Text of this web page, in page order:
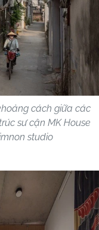
cách giữa các
sư cận MK House
studio